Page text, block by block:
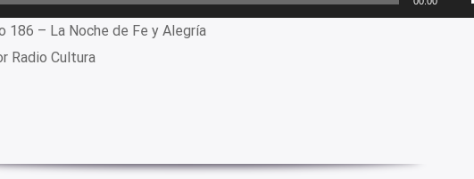
186 – La Noche de Fe y Alegría
Radio Cultura